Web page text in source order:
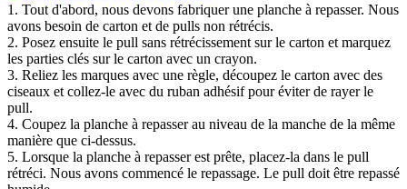
1. Tout d'abord, nous devons fabriquer une planche à repasser. Nous
avons besoin de carton et de pulls non rétrécis.
2. Posez ensuite le pull sans rétrécissement sur le carton et marquez
les parties clés sur le carton avec un crayon.
3. Reliez les marques avec une règle, découpez le carton avec des
ciseaux et collez-le avec du ruban adhésif pour éviter de rayer le
pull.
4. Coupez la planche à repasser au niveau de la manche de la même
manière que ci-dessus.
5. Lorsque la planche à repasser est prête, placez-la dans le pull
rétréci. Nous avons commencé le repassage. Le pull doit être repassé